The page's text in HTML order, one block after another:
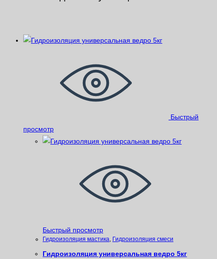
Быстрый
просмотр
Быстрый просмотр
Гидроизоляция мастика, Гидроизоляция смеси
Гидроизоляция универсальная ведро 5кг